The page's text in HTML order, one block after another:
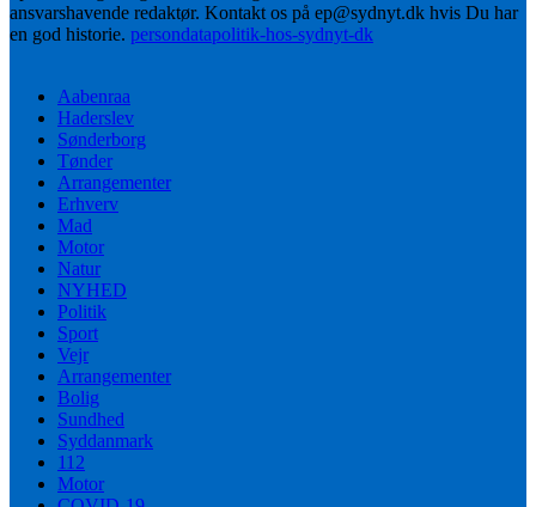
ansvarshavende redaktør. Kontakt os på ep@sydnyt.dk hvis Du har
en god historie. persondatapolitik-hos-sydnyt-dk
Aabenraa
Haderslev
Sønderborg
Tønder
Arrangementer
Erhverv
Mad
Motor
Natur
NYHED
Politik
Sport
Vejr
Arrangementer
Bolig
Sundhed
Syddanmark
112
Motor